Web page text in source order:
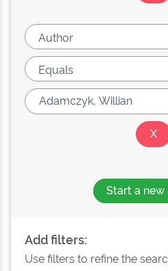
Start a new
Add filters:
Use filters to refine the